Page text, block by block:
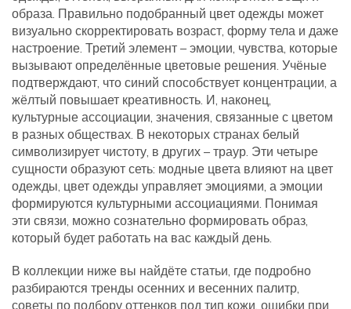
образа. Правильно подобранный цвет одежды может
визуально скорректировать возраст, форму тела и даже
настроение. Третий элемент – эмоции, чувства, которые
вызывают определённые цветовые решения. Учёные
подтверждают, что синий способствует концентрации, а
жёлтый повышает креативность. И, наконец,
культурные ассоциации, значения, связанные с цветом
в разных обществах. В некоторых странах белый
символизирует чистоту, в других – траур. Эти четыре
сущности образуют сеть: модные цвета влияют на цвет
одежды, цвет одежды управляет эмоциями, а эмоции
формируются культурными ассоциациями. Понимая
эти связи, можно сознательно формировать образ,
который будет работать на вас каждый день.
В коллекции ниже вы найдёте статьи, где подробно
разбираются тренды осенних и весенних палитр,
советы по подбору оттенков под тип кожи, ошибки при